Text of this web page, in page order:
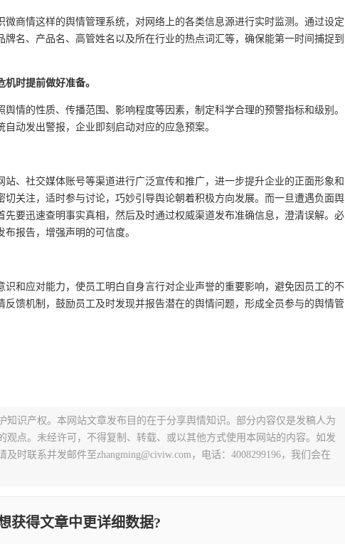
商情这样的舆情管理系统，对网络上的各类信息源进行实时监测。通过设定
名、产品名、高管姓名以及所在行业的热点词汇等，确保能第一时间捕捉到
时提前做好准备。
情的性质、传播范围、影响程度等因素，制定科学合理的预警指标和级别。
动发出警报，企业即刻启动对应的应急预案。
、社交媒体账号等渠道进行广泛宣传和推广，进一步提升企业的正面形象和
切关注，适时参与讨论，巧妙引导舆论朝着积极方向发展。而一旦遭遇负面舆
要迅速查明事实真相，然后及时通过权威渠道发布准确信息，澄清误解。必
报告，增强声明的可信度。
和应对能力，使员工明白自身言行对企业声誉的重要影响，避免因员工的不
反馈机制，鼓励员工及时发现并报告潜在的舆情问题，形成全员参与的舆情管
知识产权。本网站文章发布目的在于分享舆情知识。部分内容仅是发稿人为
观点。未经许可，不得复制、转载、或以其他方式使用本网站的内容。如发
时联系并发邮件至zhangming@civiw.com，电话：4008299196，我们会在
获得文章中更详细数据?